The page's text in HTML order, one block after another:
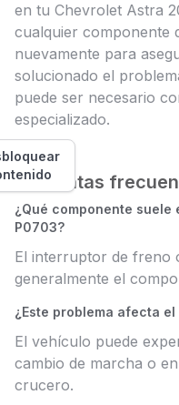
en tu Chevrolet Astra
cualquier componente
nuevamente para
solucionado el
puede ser necesario
especializado.
Preguntas
¿Qué componente
P0703?
El interruptor de freno
generalmente el
¿Este problema afecta
El vehículo puede
cambio de marcha o
crucero.